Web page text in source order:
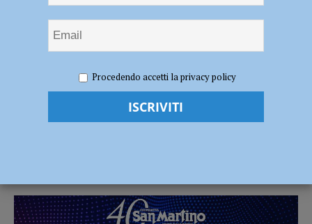
un braciere per scaldarsi, intossicati genitori e figlio di 10 mesi
Accendono un braciere per scaldarsi,
Procedendo accetti la privacy policy